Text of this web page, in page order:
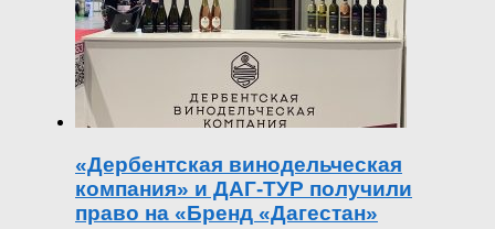
«Дербентская винодельческая
компания» и ДАГ-ТУР получили
право на «Бренд «Дагестан»